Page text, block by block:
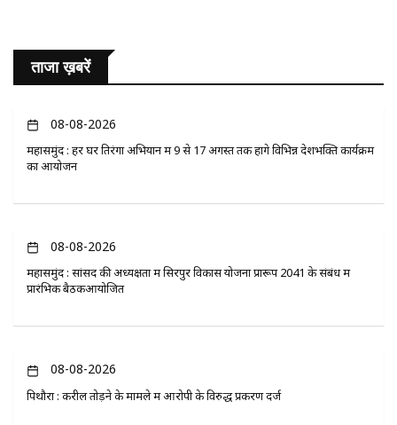
ताजा ख़बरें
08-08-2026
महासमुंद : हर घर तिरंगा अभियान में 9 से 17 अगस्त तक होंगे विभिन्न देशभक्ति कार्यक्रम
का आयोजन
08-08-2026
महासमुंद : सांसद की अध्यक्षता में सिरपुर विकास योजना प्रारूप 2041 के संबंध में
प्रारंभिक बैठकआयोजित
08-08-2026
पिथौरा : करील तोड़ने के मामले में आरोपी के विरुद्ध प्रकरण दर्ज